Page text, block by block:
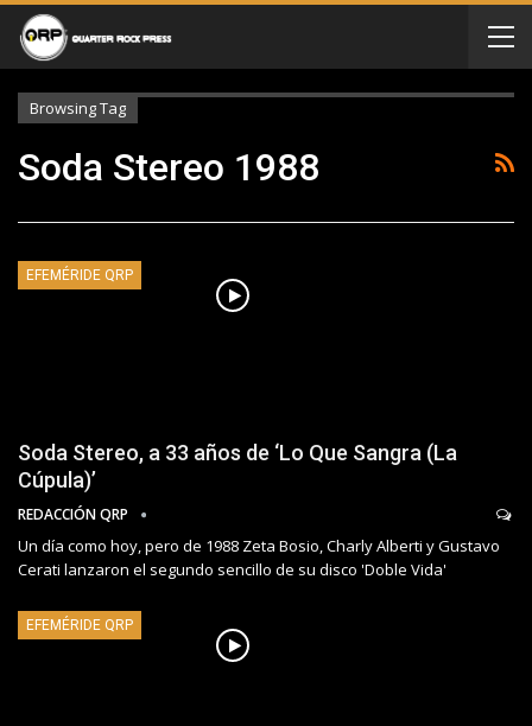
Browsing Tag
Soda Stereo 1988
EFEMÉRIDE QRP
Soda Stereo, a 33 años de ‘Lo Que Sangra (La
Cúpula)’
REDACCIÓN QRP
Un día como hoy, pero de 1988 Zeta Bosio, Charly Alberti y Gustavo
Cerati lanzaron el segundo sencillo de su disco 'Doble Vida'
EFEMÉRIDE QRP